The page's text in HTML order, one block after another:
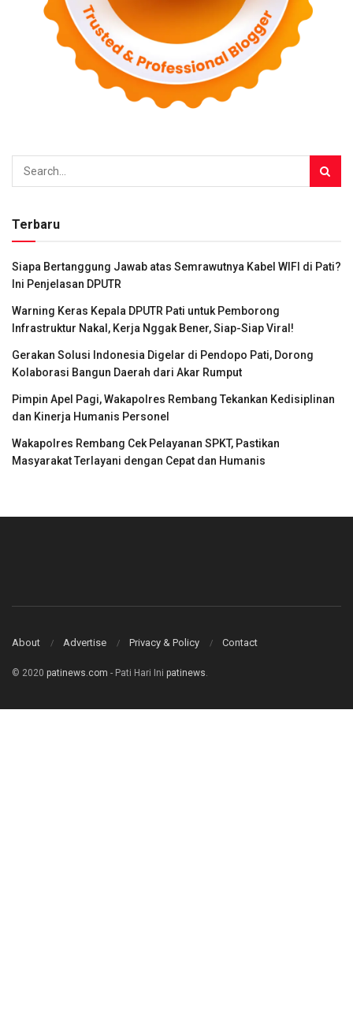
Terbaru
Siapa Bertanggung Jawab atas Semrawutnya Kabel WIFI di Pati?
Ini Penjelasan DPUTR
Warning Keras Kepala DPUTR Pati untuk Pemborong
Infrastruktur Nakal, Kerja Nggak Bener, Siap-Siap Viral!
Gerakan Solusi Indonesia Digelar di Pendopo Pati, Dorong
Kolaborasi Bangun Daerah dari Akar Rumput
Pimpin Apel Pagi, Wakapolres Rembang Tekankan Kedisiplinan
dan Kinerja Humanis Personel
Wakapolres Rembang Cek Pelayanan SPKT, Pastikan
Masyarakat Terlayani dengan Cepat dan Humanis
About Advertise Privacy & Policy Contact
© 2020 patinews.com - Pati Hari Ini patinews